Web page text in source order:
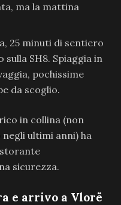
ma la mattina
25 minuti di sentiero
SH8. Spiaggia in
pochissime
da scoglio.
in collina (non
ultimi anni) ha
sicurezza.
e arrivo a Vlorë